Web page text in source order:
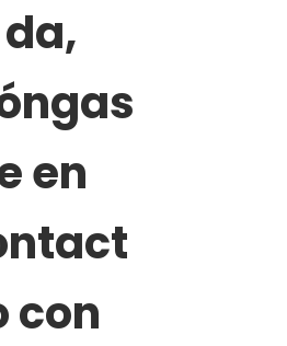
da,
en
con